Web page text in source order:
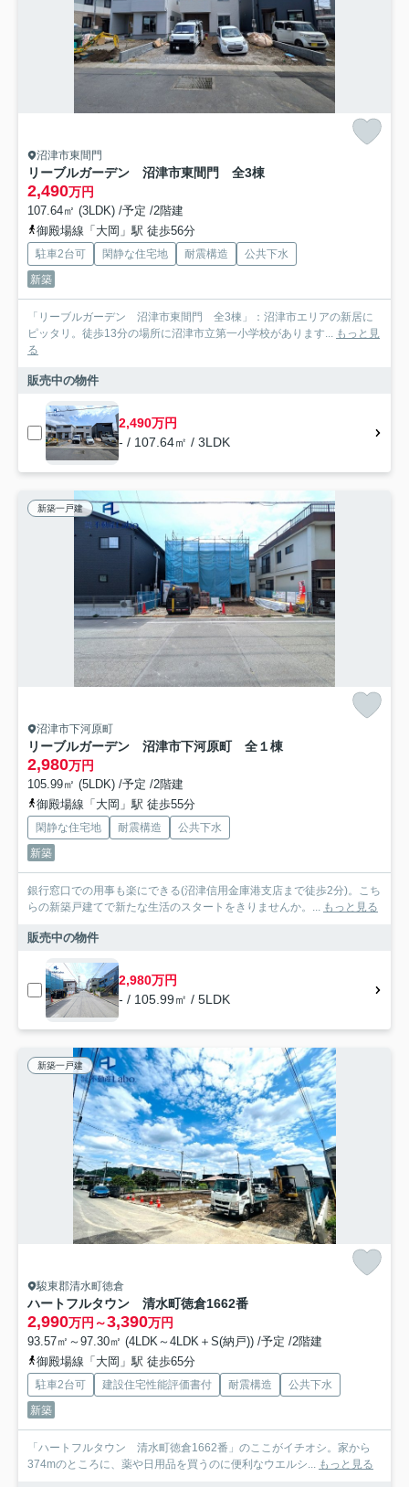
沼津市東間門
リーブルガーデン 沼津市東間門 全3棟
2,490万円
107.64㎡ (3LDK) /予定 /2階建
御殿場線「大岡」駅 徒歩56分
駐車2台可 閑静な住宅地 耐震構造
公共下水
新築
「リーブルガーデン 沼津市東間門 全3棟」：沼津市エリアの新居に
ピッタリ。徒歩13分の場所に沼津市立第一小学校があります... もっと見
る
販売中の物件
2,490万円
- / 107.64㎡ / 3LDK
新築一戸建
沼津市下河原町
リーブルガーデン 沼津市下河原町 全１棟
2,980万円
105.99㎡ (5LDK) /予定 /2階建
御殿場線「大岡」駅 徒歩55分
閑静な住宅地 耐震構造
公共下水
新築
銀行窓口での用事も楽にできる(沼津信用金庫港支店まで徒歩2分)。こち
らの新築戸建てで新たな生活のスタートをきりませんか。... もっと見る
販売中の物件
2,980万円
- / 105.99㎡ / 5LDK
新築一戸建
駿東郡清水町徳倉
ハートフルタウン 清水町徳倉1662番
2,990万円～3,390万円
93.57㎡～97.30㎡ (4LDK～4LDK＋S(納戸)) /予定 /2階建
御殿場線「大岡」駅 徒歩65分
駐車2台可 建設住宅性能評価書付 耐震構造
公共下水
新築
「ハートフルタウン 清水町徳倉1662番」のここがイチオシ。家から
374mのところに、薬や日用品を買うのに便利なウエルシ... もっと見る